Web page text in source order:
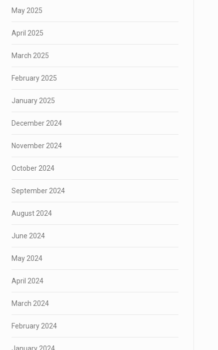
May 2025
April 2025
March 2025
February 2025
January 2025
December 2024
November 2024
October 2024
September 2024
August 2024
June 2024
May 2024
April 2024
March 2024
February 2024